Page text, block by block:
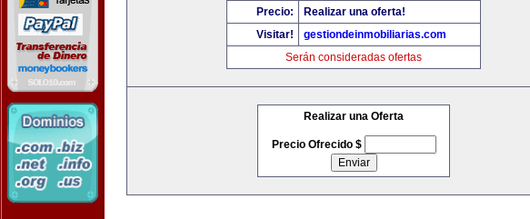
Precio:
Realizar una oferta!
Visitar!
gestiondeinmobiliarias.com
Serán consideradas ofertas
Realizar una Oferta
Precio Ofrecido $